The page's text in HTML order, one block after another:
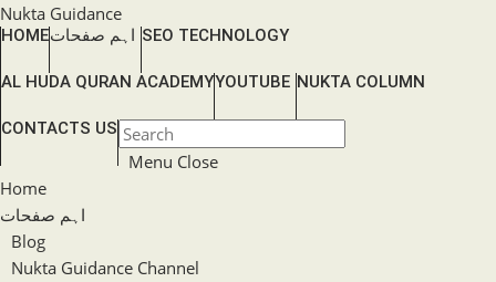
Skip
to
Nukta Guidance
HOMEاہم صفحات SEO TECHNOLOGY
AL HUDA QURAN ACADEMYYOUTUBE NUKTA COLUMN
CONTACTS USTOGGLE
WEBSITE
SEARCH
Menu Close
Home
اہم صفحات
Blog
Nukta Guidance Channel